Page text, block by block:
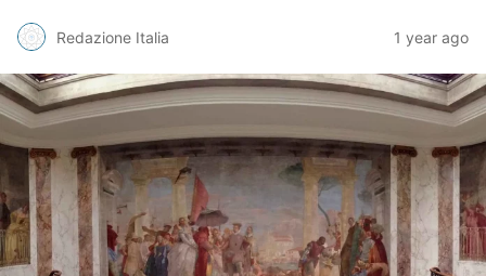
Redazione Italia 1 year ago